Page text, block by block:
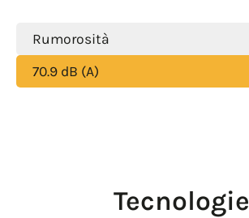
Rumorosità
70.9 dB (A)
Tecnologie